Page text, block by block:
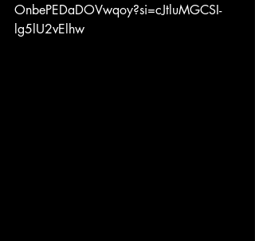
OnbePEDaDOVwqoy?si=cJtluMGCSI-
lg5lU2vElhw